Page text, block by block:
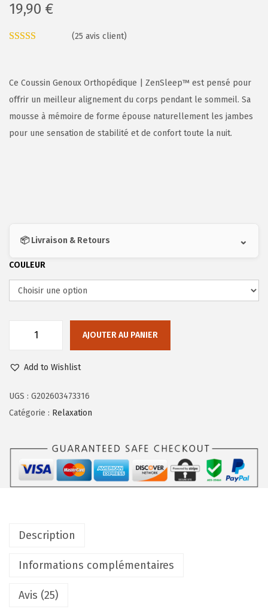
19,90 €
(25 avis client)
Ce Coussin Genoux Orthopédique | ZenSleep™ est pensé pour
offrir un meilleur alignement du corps pendant le sommeil. Sa
mousse à mémoire de forme épouse naturellement les jambes
pour une sensation de stabilité et de confort toute la nuit.
📦 Livraison & Retours ⌄
COULEUR
AJOUTER AU PANIER
Add to Wishlist
UGS : G202603473316
Catégorie : Relaxation
Description
Informations complémentaires
Avis (25)